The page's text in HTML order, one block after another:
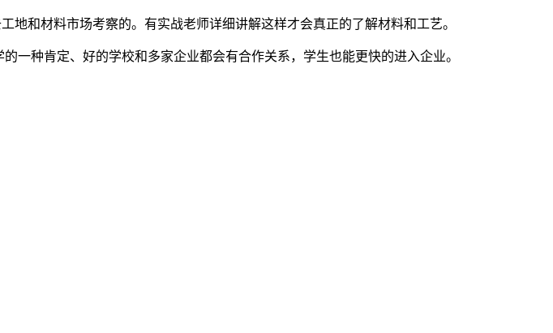
和材料市场考察的。有实战老师详细讲解这样才会真正的了解材料和工艺。
一种肯定、好的学校和多家企业都会有合作关系，学生也能更快的进入企业。